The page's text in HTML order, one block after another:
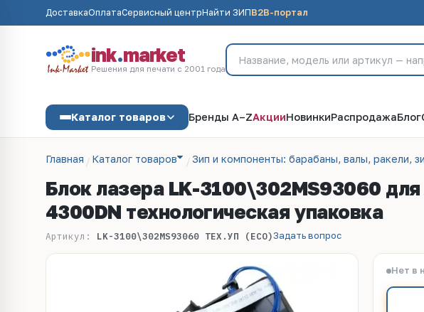
ДоставкаОплатаСервисный центрНайти ЗИПB2B-портал
ink.market
Решения для печати с 2001 года
Каталог товаров Бренды A–ZАкцииНовинкиРаспродажаБлог
Главная Каталог товаров Зип и компоненты: барабаны, валы, ракели,
Блок лазера LK-3100\302MS93060
4300DN технологическая упаковка
Артикул: LK-3100\302MS93060 ТЕХ.УП (ECO)Задать вопрос
Нет в